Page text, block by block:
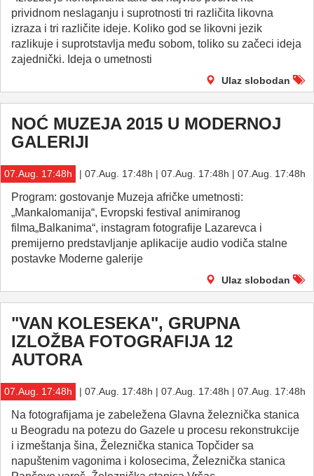
prividnom neslaganju i suprotnosti tri različita likovna
izraza i tri različite ideje. Koliko god se likovni jezik
razlikuje i suprotstavlja među sobom, toliko su začeci ideja
zajednički. Ideja o umetnosti
Ulaz slobodan
NOĆ MUZEJA 2015 U MODERNOJ
GALERIJI
07.Aug. 17:48h | 07.Aug. 17:48h | 07.Aug. 17:48h | 07.Aug. 17:48h
Program: gostovanje Muzeja afričke umetnosti:
„Mankalomanija“, Evropski festival animiranog
filma„Balkanima“, instagram fotografije Lazarevca i
premijerno predstavljanje aplikacije audio vodiča stalne
postavke Moderne galerije
Ulaz slobodan
"VAN KOLESEKA", GRUPNA
IZLOŽBA FOTOGRAFIJA 12
AUTORA
07.Aug. 17:48h | 07.Aug. 17:48h | 07.Aug. 17:48h | 07.Aug. 17:48h
Na fotografijama je zabeležena Glavna železnička stanica
u Beogradu na potezu do Gazele u procesu rekonstrukcije
i izmeštanja šina, Železnička stanica Topčider sa
napuštenim vagonima i kolosecima, Železnička stanica